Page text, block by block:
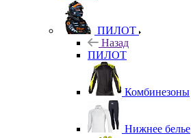
ПИЛОТ
Назад
ПИЛОТ
Комбинезоны
Нижнее белье